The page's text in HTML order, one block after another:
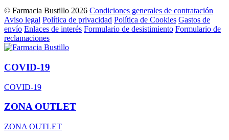
© Farmacia Bustillo 2026 Condiciones generales de contratación
Aviso legal Política de privacidad Política de Cookies Gastos de
envío Enlaces de interés Formulario de desistimiento Formulario de
reclamaciones
COVID-19
COVID-19
ZONA OUTLET
ZONA OUTLET